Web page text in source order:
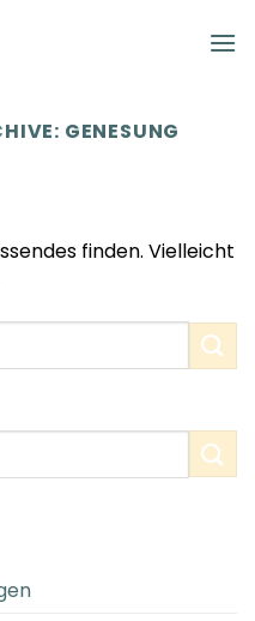
GENESUNG
finden. Vielleicht